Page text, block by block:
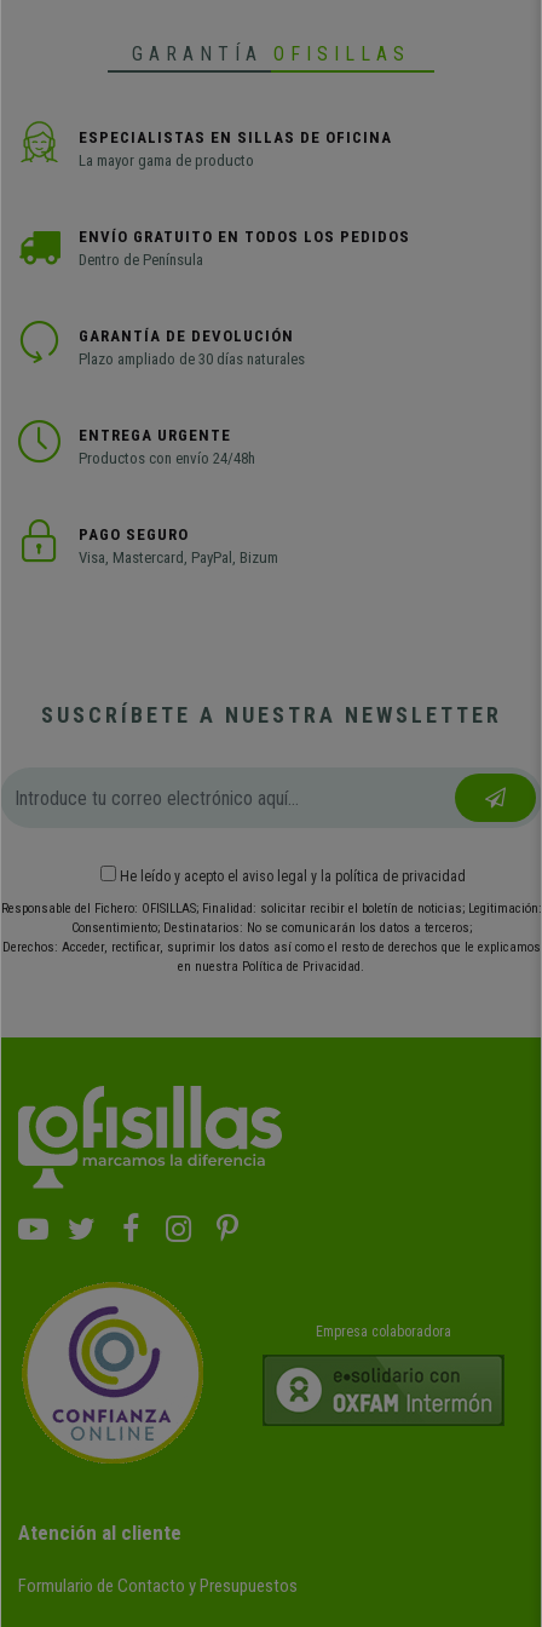
En definitiva, estejuego de 5 ruedas JACKes una opción práctica y
añadirlas a tu cesta para completar tu silla y disfrutar de todas sus
ventajas desde el primer momento.
Lote formado por 5 unidades
• Con eje metálico de 11mm de diámetro
•Diseño funcional y duradero
• Envío gratis y entrega en 24/48h
GARANTÍA OFISILLAS
ESPECIALISTAS EN SILLAS DE OFICINA
La mayor gama de producto
ENVÍO GRATUITO EN TODOS LOS PEDIDOS
Dentro de Península
GARANTÍA DE DEVOLUCIÓN
Plazo ampliado de 30 días naturales
ENTREGA URGENTE
Productos con envío 24/48h
PAGO SEGURO
Visa, Mastercard, PayPal, Bizum
SUSCRÍBETE A NUESTRA NEWSLETTER
He leído y acepto el aviso legal y la política de privacidad
Responsable del Fichero: OFISILLAS; Finalidad: solicitar recibir el boletín de noticias; Legitimación:
Consentimiento; Destinatarios: No se comunicarán los datos a terceros;
Derechos: Acceder, rectificar, suprimir los datos así como el resto de derechos que le explicamos
en nuestra Política de Privacidad.
Empresa colaboradora
Atención al cliente
Formulario de Contacto y Presupuestos